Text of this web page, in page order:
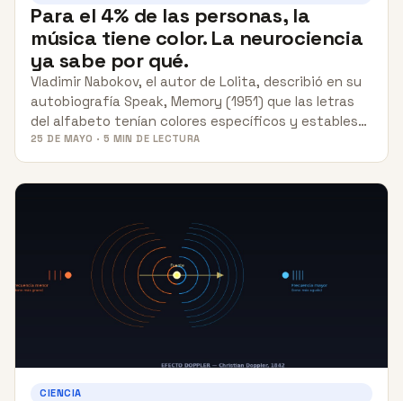
Para el 4% de las personas, la
música tiene color. La neurociencia
ya sabe por qué.
Vladimir Nabokov, el autor de Lolita, describió en su
autobiografía Speak, Memory (1951) que las letras
del alfabeto tenían colores específicos y estables…
25 DE MAYO · 5 MIN DE LECTURA
CIENCIA